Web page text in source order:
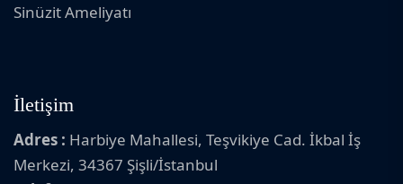
Sinüzit Ameliyatı
İletişim
Adres : Harbiye Mahallesi, Teşvikiye Cad. İkbal İş
Merkezi, 34367 Şişli/İstanbul